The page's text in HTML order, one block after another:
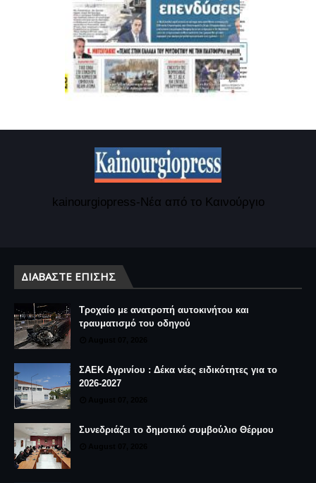
kainourgiopress-Νέα από το Καινούργιο
ΔΙΑΒΆΣΤΕ ΕΠΊΣΗΣ
Τροχαίο με ανατροπή αυτοκινήτου και
τραυματισμό του οδηγού
ΣΑΕΚ Αγρινίου : Δέκα νέες ειδικότητες για το
2026-2027
Συνεδριάζει το δημοτικό συμβούλιο Θέρμου